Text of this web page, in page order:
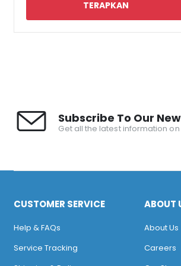
Subscribe To Our
Get all the latest information on
CUSTOMER SERVICE
Help & FAQs
Service Tracking
ABOUT
About Us
Careers